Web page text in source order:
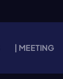
| MEETING